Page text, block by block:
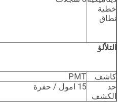
خطية
نطاق
التلألؤ
كاشف PMT
حد
الكشف
15 امول / حفرة